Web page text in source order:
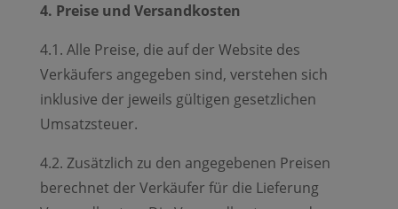
4. Preise und Versandkosten
4.1. Alle Preise, die auf der Website des
Verkäufers angegeben sind, verstehen sich
inklusive der jeweils gültigen gesetzlichen
Umsatzsteuer.
4.2. Zusätzlich zu den angegebenen Preisen
berechnet der Verkäufer für die Lieferung